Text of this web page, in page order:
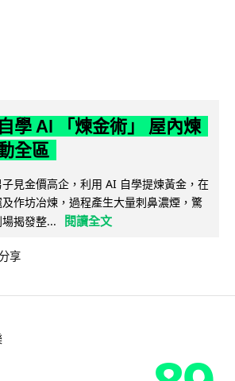
學 AI 「煉金術」 屋內煉
全區
見金價高企，利用 AI 自學提煉黃金，在
作坊冶煉，過程產生大量刺鼻濃煙，驚
揭發整...
閱讀全文
享